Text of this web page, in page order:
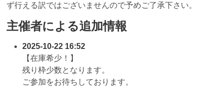
ず行える訳ではございませんので予めご了承下さい。
主催者による追加情報
2025-10-22 16:52
【在庫希少！】
残り枠少数となります。
ご参加をお待ちしております。